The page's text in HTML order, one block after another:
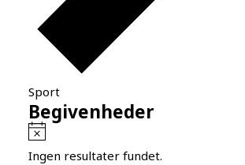
Sport
Begivenheder
Notice
Ingen resultater fundet.